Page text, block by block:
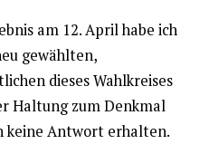
am 12. April habe ich
gewählten,
dieses Wahlkreises
Haltung zum Denkmal
keine Antwort erhalten.